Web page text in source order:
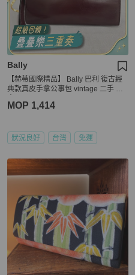
Bally
【赫蒂國際精品】 Bally 巴利 復古經
典款真皮手拿公事包 vintage 二手 中
MOP 1,414
狀況良好 台灣 免運